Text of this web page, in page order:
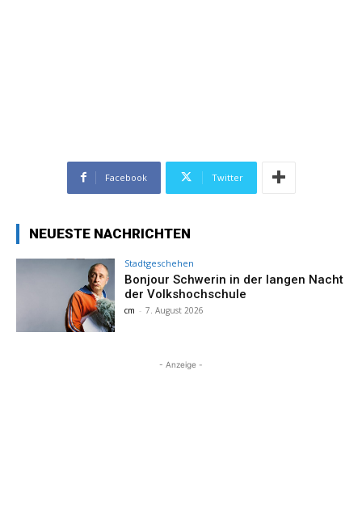
Facebook Twitter
NEUESTE NACHRICHTEN
Stadtgeschehen
Bonjour Schwerin in der langen Nacht
der Volkshochschule
cm - 7. August 2026
- Anzeige -